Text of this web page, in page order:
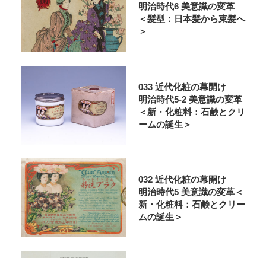
明治時代6 美意識の変革
＜髪型：日本髪から束髪へ
＞
033 近代化粧の幕開け
明治時代5-2 美意識の変革
＜新・化粧料：石鹸とクリ
ームの誕生＞
032 近代化粧の幕開け
明治時代5 美意識の変革＜
新・化粧料：石鹸とクリー
ムの誕生＞